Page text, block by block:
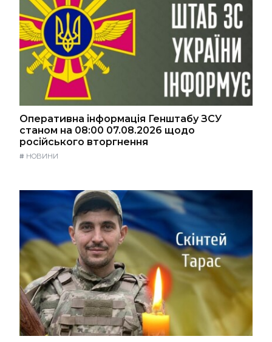
Оперативна інформація Генштабу ЗСУ
станом на 08:00 07.08.2026 щодо
російського вторгнення
# НОВИНИ